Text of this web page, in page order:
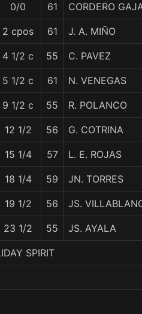
0/0 61 CORDERO
2 cpos 61 J. A. MIÑO
4 1/2 c 55 C. PAVEZ
5 1/2 c 61 N. VENEGAS
9 1/2 c 55 R. POLANCO
12 1/2 56 G. COTRINA
15 1/4 57 L. E. ROJAS
18 1/4 59 JN. TORRES
19 1/2 56 JS.
23 1/2 55 JS. AYALA
SPIRIT